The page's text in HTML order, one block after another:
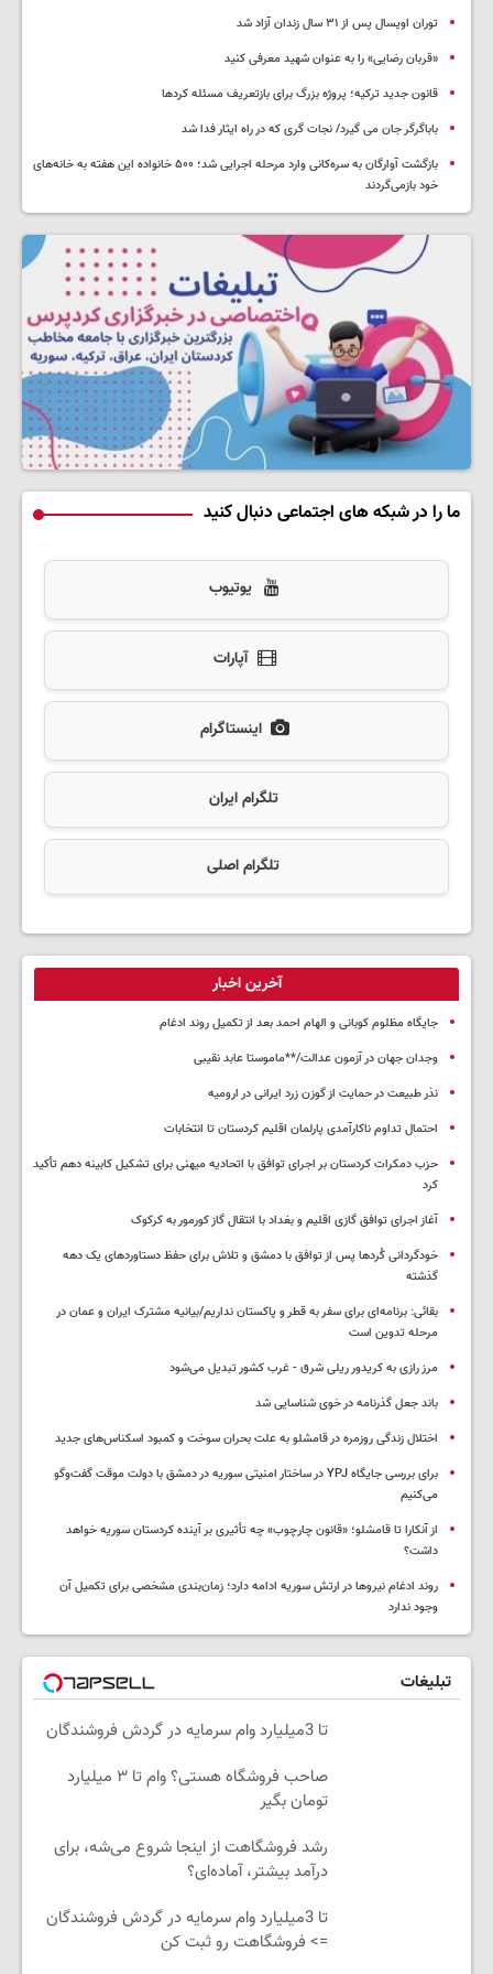
توران اویسال پس از ۳۱ سال زندان آزاد شد
«قربان رضایی» را به عنوان شهید معرفی کنید
قانون جدید ترکیه؛ پروژه بزرگ‌ برای بازتعریف مسئله کردها
باباگرگر جان می گیرد/ نجات گری که در راه ایثار فدا شد
بازگشت آوارگان به سره‌کانی وارد مرحله اجرایی شد؛ ۵۰۰ خانواده این هفته به خانه‌های
خود بازمی‌گردند
ما را در شبکه های اجتماعی دنبال کنید
یوتیوب
آپارات
اینستاگرام
تلگرام ایران
تلگرام اصلی
آخرین اخبار
جایگاه مظلوم کوبانی و الهام احمد بعد از تکمیل روند ادغام
وجدان جهان در آزمون عدالت/**ماموستا عابد نقیبی
نذر طبیعت در حمایت از گوزن زرد ایرانی در ارومیه
احتمال تداوم ناکارآمدی پارلمان اقلیم کردستان تا انتخابات
حزب دمکرات کردستان بر اجرای توافق با اتحادیه میهنی برای تشکیل کابینه دهم تأکید
کرد
آغاز اجرای توافق گازی اقلیم و بغداد با انتقال گاز کورمور به کرکوک
خودگردانی کُردها پس از توافق با دمشق و تلاش برای حفظ دستاوردهای یک دهه
گذشته
بقائی: برنامه‌ای برای سفر به قطر و پاکستان نداریم/بیانیه مشترک ایران و عمان در
مرحله تدوین است
مرز رازی به کریدور ریلی شرق - غرب کشور تبدیل می‌شود
باند جعل گذرنامه در خوی شناسایی شد
اختلال زندگی روزمره در قامشلو به علت بحران سوخت و کمبود اسکناس‌های جدید
برای بررسی جایگاه YPJ در ساختار امنیتی سوریه در دمشق با دولت موقت گفت‌وگو
می‌کنیم
از آنکارا تا قامشلو؛ «قانون چارچوب» چه تأثیری بر آینده کردستان سوریه خواهد
داشت؟
روند ادغام نیروها در ارتش سوریه ادامه دارد؛ زمان‌بندی مشخصی برای تکمیل آن
وجود ندارد
تبلیغات
تا 3میلیارد وام سرمایه در گردش فروشندگان
صاحب فروشگاه هستی؟ وام تا ۳ میلیارد
تومان بگیر
رشد فروشگاهت از اینجا شروع می‌شه، برای
درآمد بیشتر، آماده‌ای؟
تا 3میلیارد وام سرمایه در گردش فروشندگان
=> فروشگاهت رو ثبت کن